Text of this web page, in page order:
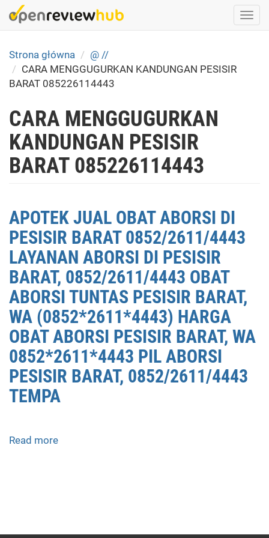
Skip
to
content
Strona główna
@ //
CARA MENGGUGURKAN KANDUNGAN PESISIR
BARAT 085226114443
CARA MENGGUGURKAN
KANDUNGAN PESISIR
BARAT 085226114443
APOTEK JUAL OBAT ABORSI DI
PESISIR BARAT 0852/2611/4443
LAYANAN ABORSI DI PESISIR
BARAT, 0852/2611/4443 OBAT
ABORSI TUNTAS PESISIR BARAT,
WA (0852*2611*4443) HARGA
OBAT ABORSI PESISIR BARAT, WA
0852*2611*4443 PIL ABORSI
PESISIR BARAT, 0852/2611/4443
TEMPA
Read more